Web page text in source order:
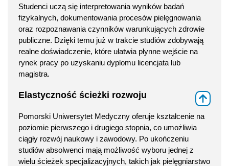
Studenci uczą się interpretowania wyników badań
fizykalnych, dokumentowania procesów pielęgnowania
oraz rozpoznawania czynników warunkujących zdrowie
publiczne. Dzięki temu już w trakcie studiów zdobywają
realne doświadczenie, które ułatwia płynne wejście na
rynek pracy po uzyskaniu dyplomu licencjata lub
magistra.
Elastyczność ścieżki rozwoju
Pomorski Uniwersytet Medyczny oferuje kształcenie na
poziomie pierwszego i drugiego stopnia, co umożliwia
ciągły rozwój naukowy i zawodowy. Po ukończeniu
studiów absolwenci mają możliwość wyboru jednej z
wielu ścieżek specjalizacyjnych, takich jak pielęgniarstwo